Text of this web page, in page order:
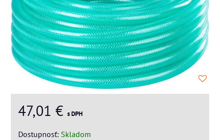
47,01 € s DPH
Dostupnosť: Skladom